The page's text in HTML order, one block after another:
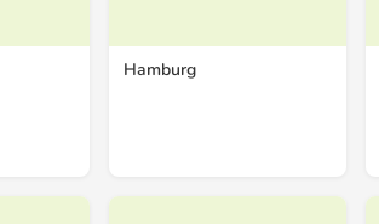
Hamburg